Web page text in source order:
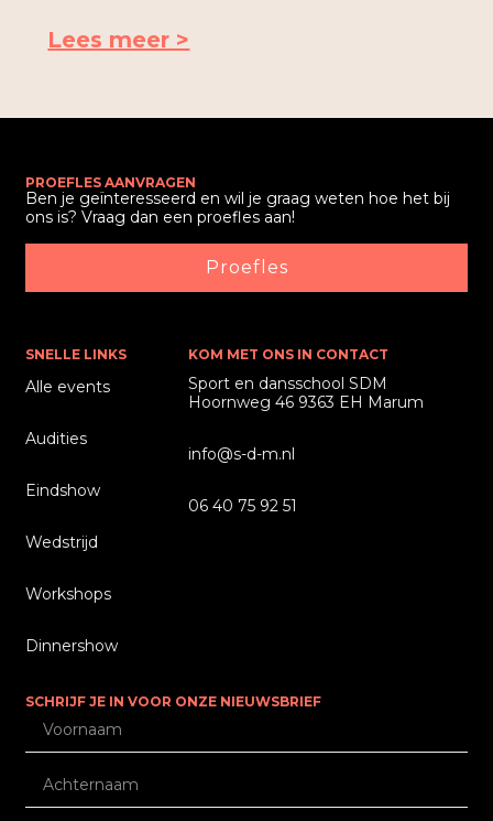
Lees meer >
PROEFLES AANVRAGEN
Ben je geïnteresseerd en wil je graag weten hoe het bij
ons is? Vraag dan een proefles aan!
Proefles
SNELLE LINKS
Alle events
Audities
Eindshow
Wedstrijd
Workshops
Dinnershow
KOM MET ONS IN CONTACT
Sport en dansschool SDM
Hoornweg 46 9363 EH Marum
info@s-d-m.nl
06 40 75 92 51
SCHRIJF JE IN VOOR ONZE NIEUWSBRIEF